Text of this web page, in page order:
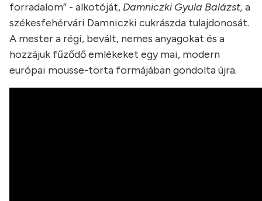
forradalom” - alkotóját, Damniczki Gyula Balázst, a
székesfehérvári Damniczki cukrászda tulajdonosát.
A mester a régi, bevált, nemes anyagokat és a
hozzájuk fűződő emlékeket egy mai, modern
európai mousse-torta formájában gondolta újra.